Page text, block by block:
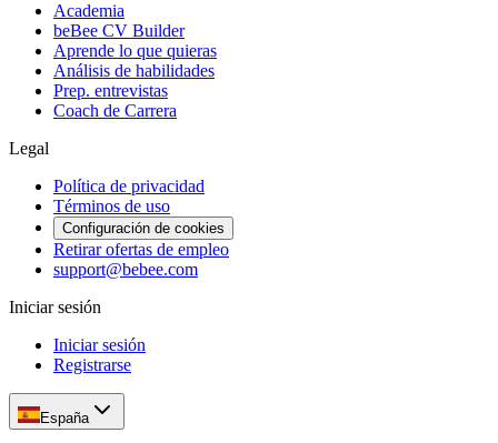
Academia
beBee CV Builder
Aprende lo que quieras
Análisis de habilidades
Prep. entrevistas
Coach de Carrera
Legal
Política de privacidad
Términos de uso
Configuración de cookies
Retirar ofertas de empleo
support@bebee.com
Iniciar sesión
Iniciar sesión
Registrarse
España